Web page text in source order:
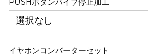
イヤホンコンバーターセット